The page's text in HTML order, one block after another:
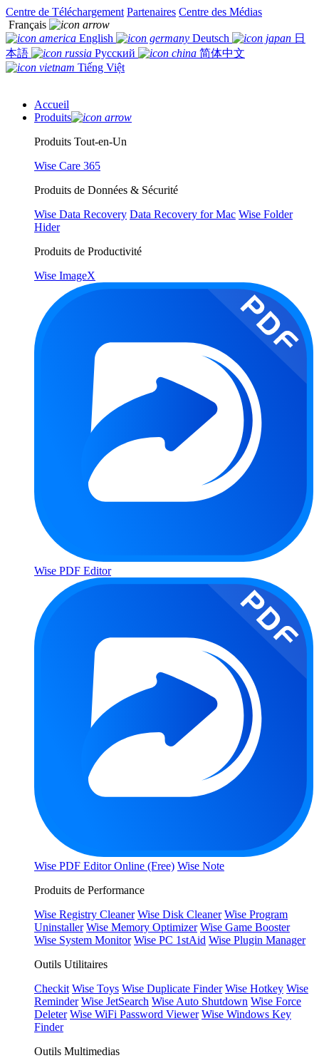
Centre de Téléchargement Partenaires Centre des Médias
Français
English
Deutsch
日
本語
Русский
简体中文
Tiếng Việt
Accueil
Produits
Produits Tout-en-Un
Wise Care 365
Produits de Données & Sécurité
Wise Data Recovery Data Recovery for Mac Wise Folder
Hider
Produits de Productivité
Wise ImageX
Wise PDF Editor
Wise PDF Editor Online (Free) Wise Note
Produits de Performance
Wise Registry Cleaner Wise Disk Cleaner Wise Program
Uninstaller Wise Memory Optimizer Wise Game Booster
Wise System Monitor Wise PC 1stAid Wise Plugin Manager
Outils Utilitaires
Checkit Wise Toys Wise Duplicate Finder Wise Hotkey Wise
Reminder Wise JetSearch Wise Auto Shutdown Wise Force
Deleter Wise WiFi Password Viewer Wise Windows Key
Finder
Outils Multimedias